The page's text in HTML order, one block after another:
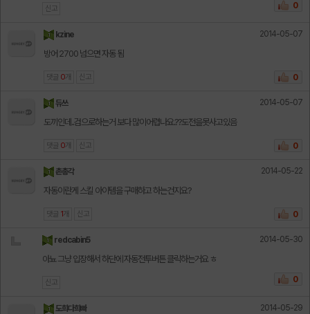
신고 0
kzine 2014-05-07
방어 2700 넘으면 자동 됨
댓글 0 개 신고 0
듀쓰 2014-05-07
도끼인데..검으로하는거 보다 많이어렵나요.??도전을못사고있음
댓글 0 개 신고 0
촌총각 2014-05-22
자동이란게 스킬 아이템을 구매하고 하는건지요?
댓글 1 개 신고 0
redcabin5 2014-05-30
아뇨 그냥 입장해서 하단에 자동전투버튼 클릭하는거요 ㅎ
신고 0
도희다희빠 2014-05-29